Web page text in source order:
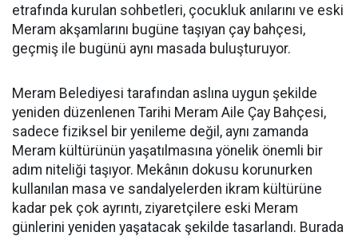
etrafında kurulan sohbetleri, çocukluk anılarını ve eski
Meram akşamlarını bugüne taşıyan çay bahçesi,
geçmiş ile bugünü aynı masada buluşturuyor.
Meram Belediyesi tarafından aslına uygun şekilde
yeniden düzenlenen Tarihi Meram Aile Çay Bahçesi,
sadece fiziksel bir yenileme değil, aynı zamanda
Meram kültürünün yaşatılmasına yönelik önemli bir
adım niteliği taşıyor. Mekânın dokusu korunurken
kullanılan masa ve sandalyelerden ikram kültürüne
kadar pek çok ayrıntı, ziyaretçilere eski Meram
günlerini yeniden yaşatacak şekilde tasarlandı. Burada